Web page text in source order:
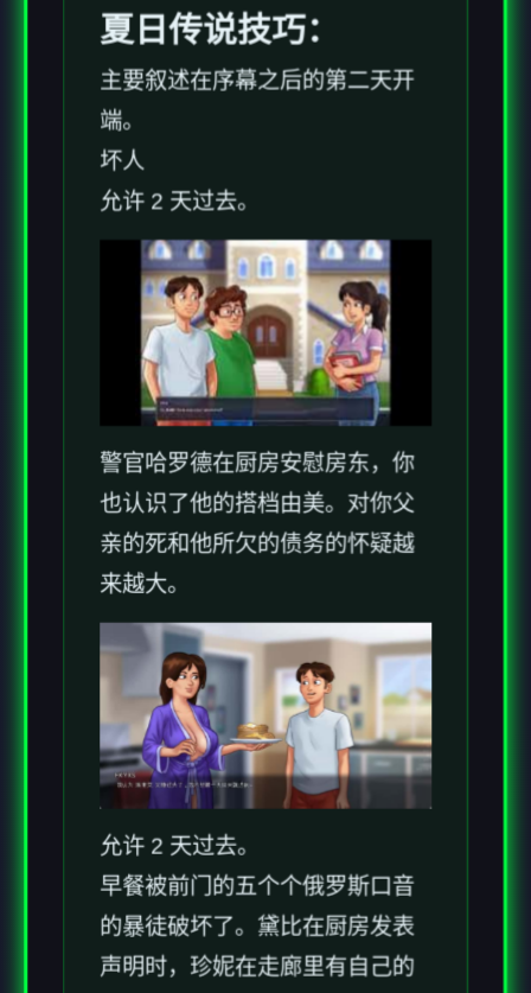
夏日传说技巧：
主要叙述在序幕之后的第二天开
端。
坏人
允许 2 天过去。
警官哈罗德在厨房安慰房东，你
也认识了他的搭档由美。对你父
亲的死和他所欠的债务的怀疑越
来越大。
允许 2 天过去。
早餐被前门的五个个俄罗斯口音
的暴徒破坏了。黛比在厨房发表
声明时，珍妮在走廊里有自己的